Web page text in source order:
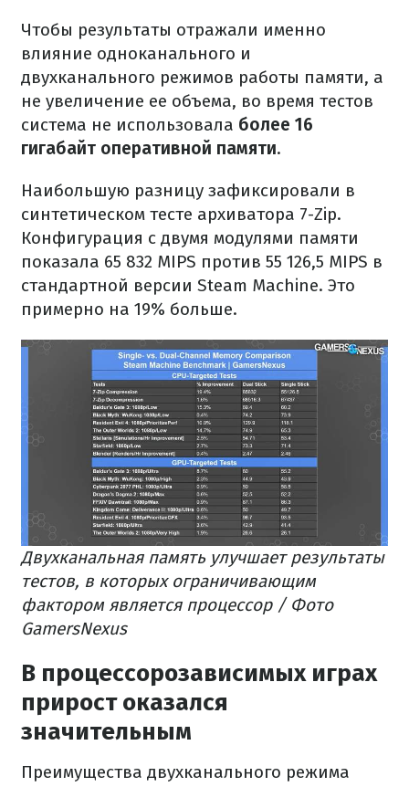
Чтобы результаты отражали именно
влияние одноканального и
двухканального режимов работы памяти, а
не увеличение ее объема, во время тестов
система не использовала более 16
гигабайт оперативной памяти.
Наибольшую разницу зафиксировали в
синтетическом тесте архиватора 7-Zip.
Конфигурация с двумя модулями памяти
показала 65 832 MIPS против 55 126,5 MIPS в
стандартной версии Steam Machine. Это
примерно на 19% больше.
Двухканальная память улучшает результаты
тестов, в которых ограничивающим
фактором является процессор / Фото
GamersNexus
В процессорозависимых играх
прирост оказался
значительным
Преимущества двухканального режима